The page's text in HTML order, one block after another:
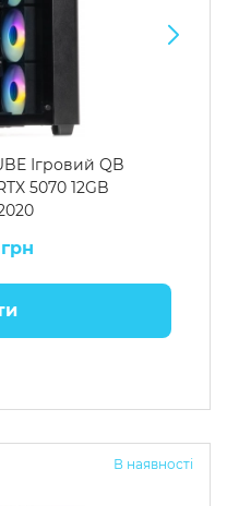
Ігровий QB
5070 12GB
В наявності